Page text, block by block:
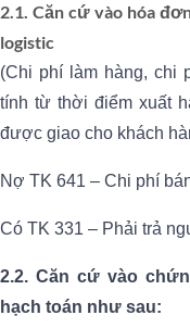
2.1. Căn cứ vào hóa
logistic
(Chi phí làm hàng, chi
tính từ thời điểm xuất
được giao cho khách
Nợ TK 641 – Chi phí
Có TK 331 – Phải trả
2.2. Căn cứ vào
hạch toán như sau: